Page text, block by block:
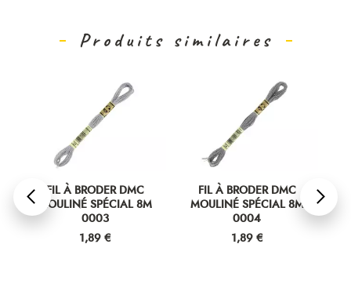
Produits similaires
FIL À BRODER DMC
MOULINÉ SPÉCIAL 8M
0003
Prix
1,89 €
FIL À BRODER DMC
MOULINÉ SPÉCIAL 8M
0004
Prix
1,89 €